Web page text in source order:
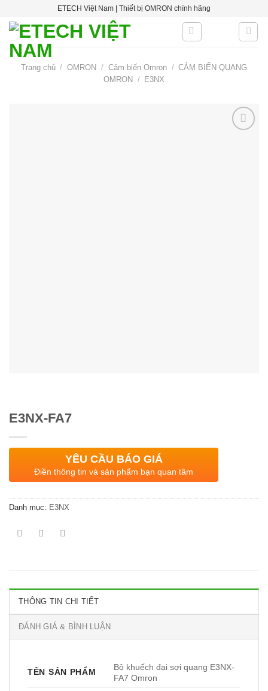
content
ETECH Việt Nam | Thiết bị OMRON chính hãng
Trang chủ / OMRON / Cảm biến Omron / CẢM BIẾN QUANG
OMRON / E3NX
E3NX-FA7
YÊU CẦU BÁO GIÁ
Điền thông tin và sản phẩm bạn quan tâm
Danh mục: E3NX
THÔNG TIN CHI TIẾT
ĐÁNH GIÁ & BÌNH LUẬN
TÊN SẢN PHẨM
Bộ khuếch đại sợi quang E3NX-
FA7 Omron